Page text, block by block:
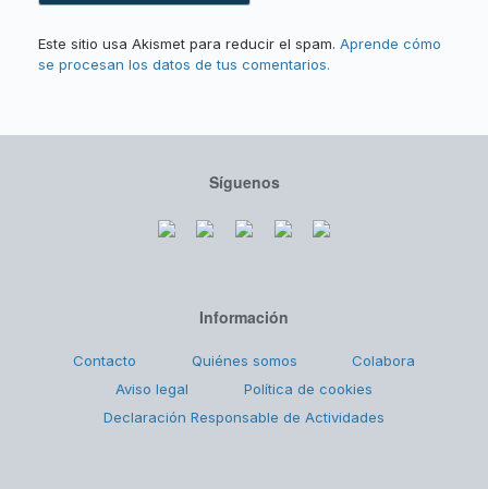
Este sitio usa Akismet para reducir el spam. Aprende cómo
se procesan los datos de tus comentarios.
Síguenos
Información
Contacto Quiénes somos
Colabora
Aviso legal
Política de cookies
Declaración Responsable de Actividades